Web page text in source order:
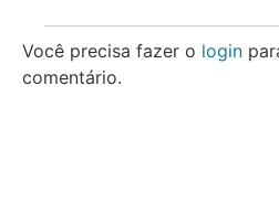
Você precisa fazer o login
comentário.